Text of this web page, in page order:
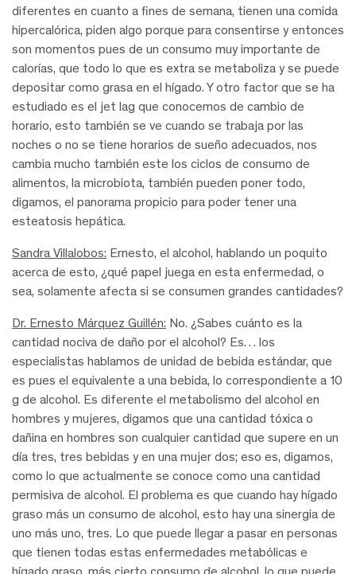
diferentes en cuanto a fines de semana, tienen una comida
hipercalórica, piden algo porque para consentirse y entonces
son momentos pues de un consumo muy importante de
calorías, que todo lo que es extra se metaboliza y se puede
depositar como grasa en el hígado. Y otro factor que se ha
estudiado es el jet lag que conocemos de cambio de
horario, esto también se ve cuando se trabaja por las
noches o no se tiene horarios de sueño adecuados, nos
cambia mucho también este los ciclos de consumo de
alimentos, la microbiota, también pueden poner todo,
digamos, el panorama propicio para poder tener una
esteatosis hepática.
Sandra Villalobos: Ernesto, el alcohol, hablando un poquito
acerca de esto, ¿qué papel juega en esta enfermedad, o
sea, solamente afecta si se consumen grandes cantidades?
Dr. Ernesto Márquez Guillén: No. ¿Sabes cuánto es la
cantidad nociva de daño por el alcohol? Es… los
especialistas hablamos de unidad de bebida estándar, que
es pues el equivalente a una bebida, lo correspondiente a 10
g de alcohol. Es diferente el metabolismo del alcohol en
hombres y mujeres, digamos que una cantidad tóxica o
dañina en hombres son cualquier cantidad que supere en un
día tres, tres bebidas y en una mujer dos; eso es, digamos,
como lo que actualmente se conoce como una cantidad
permisiva de alcohol. El problema es que cuando hay hígado
graso más un consumo de alcohol, esto hay una sinergia de
uno más uno, tres. Lo que puede llegar a pasar en personas
que tienen todas estas enfermedades metabólicas e
hígado graso, más cierto consumo de alcohol, lo que puede